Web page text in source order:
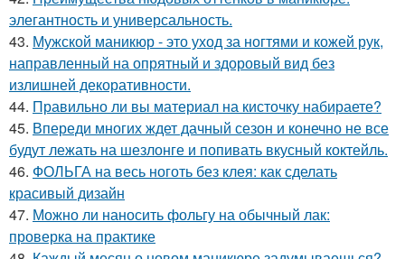
элегантность и универсальность.
43. Мужской маникюр - это уход за ногтями и кожей рук,
направленный на опрятный и здоровый вид без
излишней декоративности.
44. Правильно ли вы материал на кисточку набираете?
45. Впереди многих ждет дачный сезон и конечно не все
будут лежать на шезлонге и попивать вкусный коктейль.
46. ФОЛЬГА на весь ноготь без клея: как сделать
красивый дизайн
47. Можно ли наносить фольгу на обычный лак:
проверка на практике